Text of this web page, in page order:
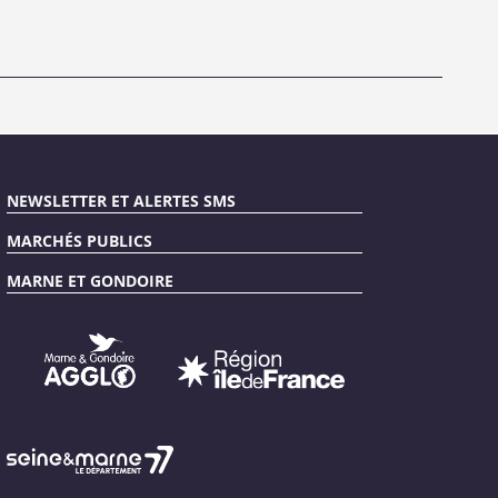
NEWSLETTER ET ALERTES SMS
MARCHÉS PUBLICS
MARNE ET GONDOIRE